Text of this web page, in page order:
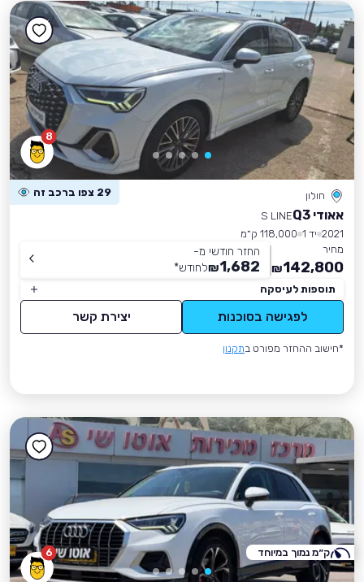
8
חולון 29 צפו ברכב זה
אאודי Q3
S LINE
2021 יד 1
118,000 ק״מ
מחיר
142,800
₪
החזר חודשי מ-
1,682
₪לחודש*
תוספות לעיסקה
לפגישה בסוכנות יצירת קשר
*חישוב ההחזר מפורט בתקנון
6 ק״מ נמוך במיוחד